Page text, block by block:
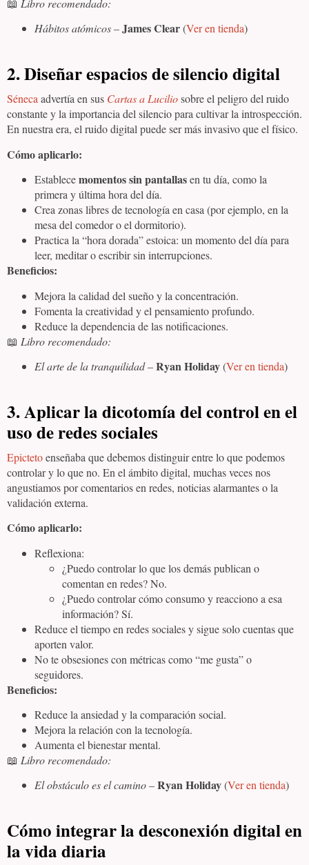
📖 Libro recomendado:
Hábitos atómicos–James Clear(Ver en tienda)
2. Diseñar espacios de silencio digital
Sénecaadvertía en sus Cartas a Luciliosobre el peligro del ruido
constante y la importancia del silencio para cultivar la introspección.
En nuestra era, el ruido digital puede ser más invasivo que el físico.
Cómo aplicarlo:
Establecemomentos sin pantallasen tu día, como la
primera y última hora del día.
Crea zonas libres de tecnología en casa (por ejemplo, en la
mesa del comedor o el dormitorio).
Practica la “hora dorada” estoica: un momento del día para
leer, meditar o escribir sin interrupciones.
Beneficios:
Mejora la calidad del sueño y la concentración.
Fomenta la creatividad y el pensamiento profundo.
Reduce la dependencia de las notificaciones.
📖 Libro recomendado:
El arte de la tranquilidad–Ryan Holiday(Ver en tienda)
3. Aplicar la dicotomía del control en el
uso de redes sociales
Epictetoenseñaba que debemos distinguir entre lo que podemos
controlar y lo que no. En el ámbito digital, muchas veces nos
angustiamos por comentarios en redes, noticias alarmantes o la
validación externa.
Cómo aplicarlo:
Reflexiona:
¿Puedo controlar lo que los demás publican o
comentan en redes? No.
¿Puedo controlar cómo consumo y reacciono a esa
información? Sí.
Reduce el tiempo en redes sociales y sigue solo cuentas que
aporten valor.
No te obsesiones con métricas como “me gusta” o
seguidores.
Beneficios:
Reduce la ansiedad y la comparación social.
Mejora la relación con la tecnología.
Aumenta el bienestar mental.
📖 Libro recomendado:
El obstáculo es el camino–Ryan Holiday(Ver en tienda)
Cómo integrar la desconexión digital en
la vida diaria